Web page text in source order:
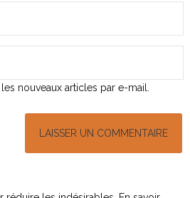
nouveaux articles par e-mail.